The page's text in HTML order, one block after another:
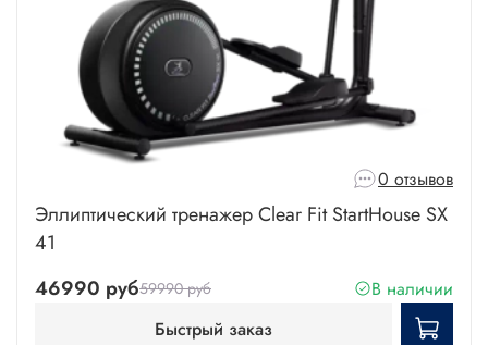
0 отзывов
Эллиптический тренажер Clear Fit StartHouse SX
41
46990 руб59990 руб
В наличии
Быстрый заказ